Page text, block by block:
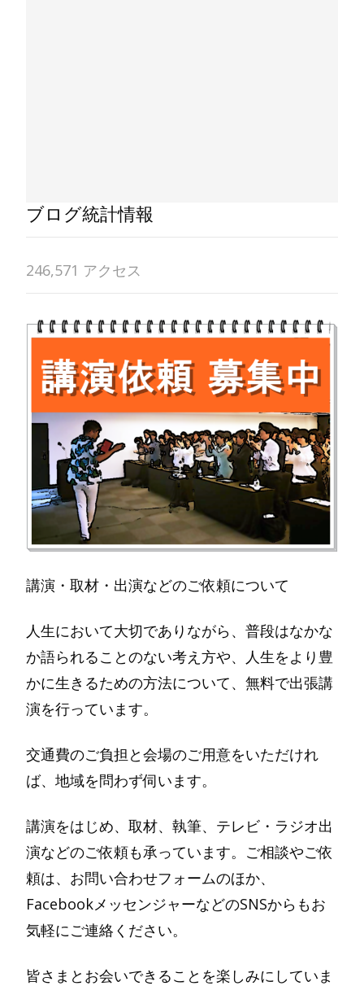
ブログ統計情報
246,571 アクセス
講演・取材・出演などのご依頼について
人生において大切でありながら、普段はなかな
か語られることのない考え方や、人生をより豊
かに生きるための方法について、無料で出張講
演を行っています。
交通費のご負担と会場のご用意をいただけれ
ば、地域を問わず伺います。
講演をはじめ、取材、執筆、テレビ・ラジオ出
演などのご依頼も承っています。ご相談やご依
頼は、お問い合わせフォームのほか、
FacebookメッセンジャーなどのSNSからもお
気軽にご連絡ください。
皆さまとお会いできることを楽しみにしていま